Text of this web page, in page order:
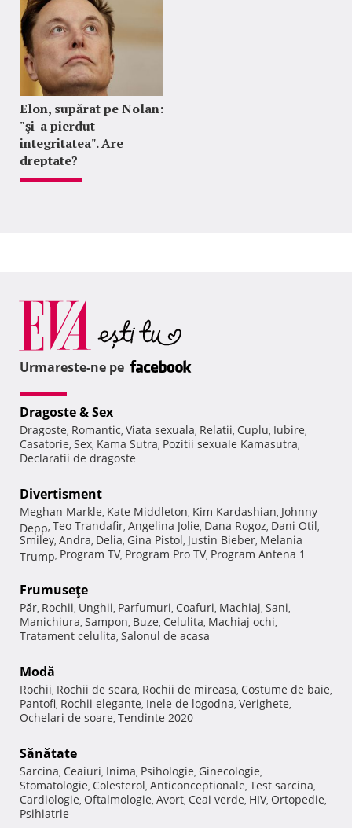
Elon, supărat pe Nolan:
"şi-a pierdut
integritatea". Are
dreptate?
Urmareste-ne pe
Dragoste & Sex
Dragoste, Romantic, Viata sexuala, Relatii, Cuplu, Iubire,
Casatorie, Sex, Kama Sutra, Pozitii sexuale Kamasutra,
Declaratii de dragoste
Divertisment
Meghan Markle, Kate Middleton, Kim Kardashian, Johnny
Depp, Teo Trandafir, Angelina Jolie, Dana Rogoz, Dani Otil,
Smiley, Andra, Delia, Gina Pistol, Justin Bieber, Melania
Trump, Program TV, Program Pro TV, Program Antena 1
Frumuseţe
Păr, Rochii, Unghii, Parfumuri, Coafuri, Machiaj, Sani,
Manichiura, Sampon, Buze, Celulita, Machiaj ochi,
Tratament celulita, Salonul de acasa
Modă
Rochii, Rochii de seara, Rochii de mireasa, Costume de baie,
Pantofi, Rochii elegante, Inele de logodna, Verighete,
Ochelari de soare, Tendinte 2020
Sănătate
Sarcina, Ceaiuri, Inima, Psihologie, Ginecologie,
Stomatologie, Colesterol, Anticonceptionale, Test sarcina,
Cardiologie, Oftalmologie, Avort, Ceai verde, HIV, Ortopedie,
Psihiatrie